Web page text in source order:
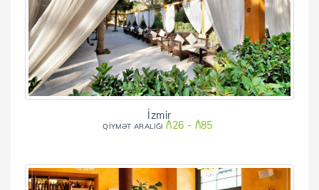
İzmir
QİYMƏT ARALIĞI₼26 - ₼85